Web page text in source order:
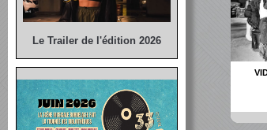
Le Trailer de l'édition 2026